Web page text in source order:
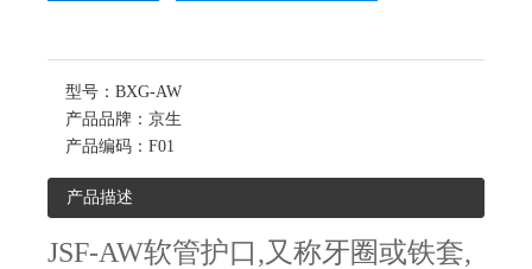
型号： BXG-AW
产品品牌： 京生
产品编码： F01
产品描述
JSF-AW软管护口,又称牙圈或铁套,